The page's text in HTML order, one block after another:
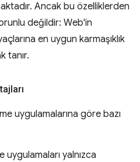
Ancak bu özelliklerden
değildir: Web'in
en uygun karmaşıklık
tanır.
uygulamalarına göre bazı
uygulamaları yalnızca